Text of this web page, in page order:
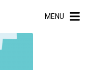
MENU